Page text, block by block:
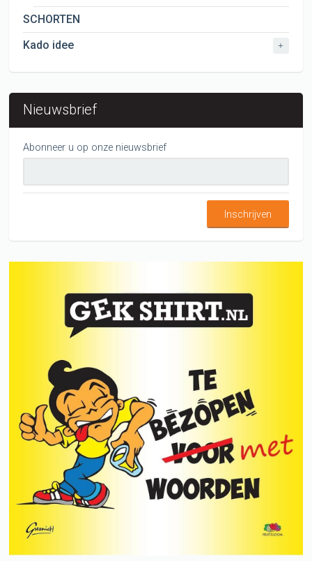
SCHORTEN
Kado idee
+
Nieuwsbrief
Abonneer u op onze nieuwsbrief
Inschrijven